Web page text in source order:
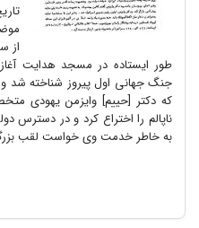
طور ایستاده در مسجد هدایت
جنگ جهانی اول پیروز شناخته شد
که دکتر [حییم] وایزمن یهودی
ناپالم را اختراع کرد و در دسترس
به خاطر خدمت وی خواست لقب